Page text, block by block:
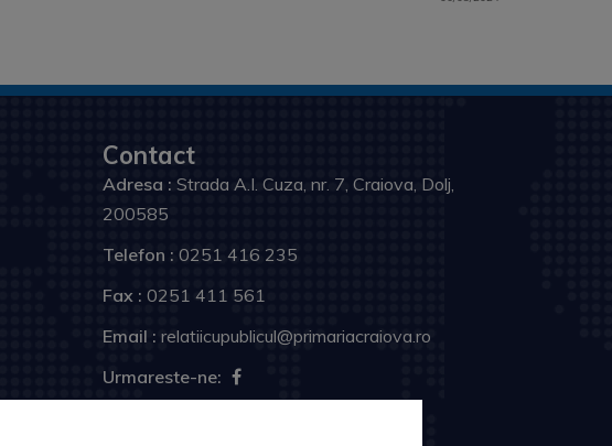
Contact
Adresa : Strada A.I. Cuza, nr. 7, Craiova, Dolj,
200585
Telefon : 0251 416 235
Fax : 0251 411 561
Email : relatiicupublicul@primariacraiova.ro
Urmareste-ne: